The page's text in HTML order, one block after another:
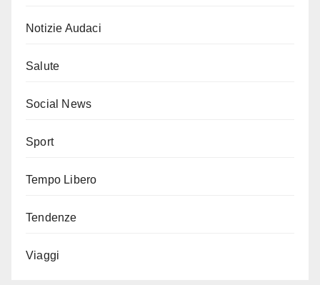
Notizie Audaci
Salute
Social News
Sport
Tempo Libero
Tendenze
Viaggi